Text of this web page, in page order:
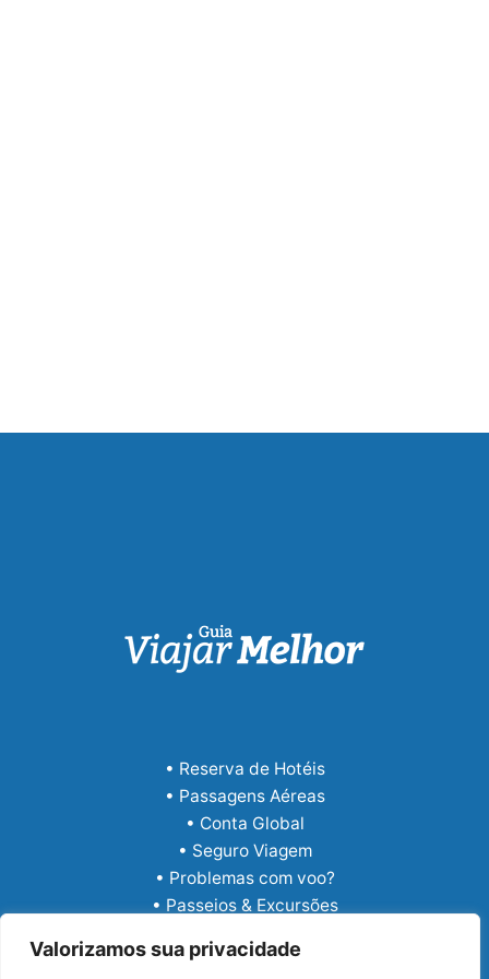
Valorizamos sua privacidade
• Reserva de Hotéis
• Passagens Aéreas
• Conta Global
• Seguro Viagem
• Problemas com voo?
• Passeios & Excursões